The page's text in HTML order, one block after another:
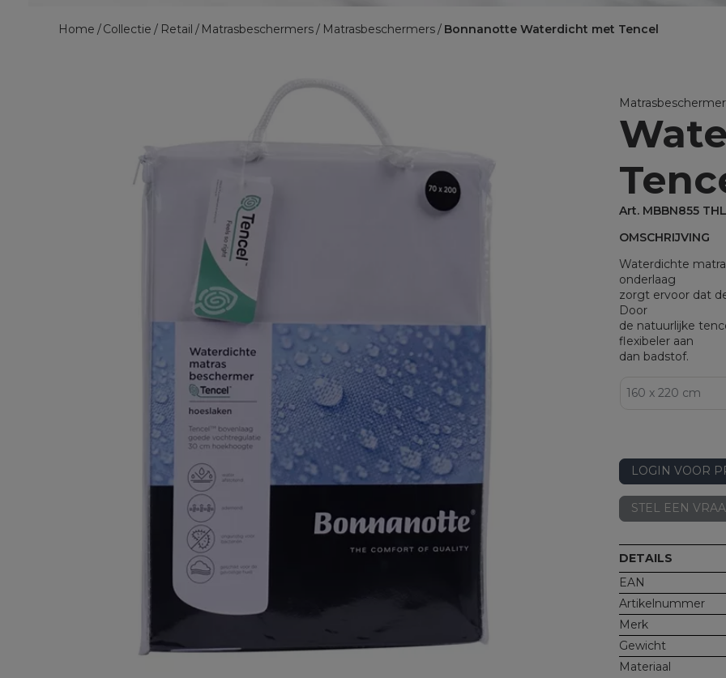
Matrasbeschermers
Matrasbeschermers -
Matrasbeschermers -
Home Collectie Retail Matrasbeschermers Matrasbeschermers Bonnanotte Waterdicht met Tencel
Art. MBBN855
OMSCHRIJVING
Waterdichte
onderlaag
zorgt ervoor dat
Door
de natuurlijke
flexibeler aan
dan badstof.
LOGIN VOOR
STEL EEN
DETAILS
EAN
Artikelnummer
Merk
Gewicht
Materiaal